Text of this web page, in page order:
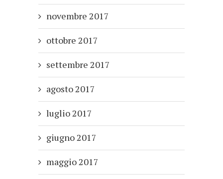
novembre 2017
ottobre 2017
settembre 2017
agosto 2017
luglio 2017
giugno 2017
maggio 2017